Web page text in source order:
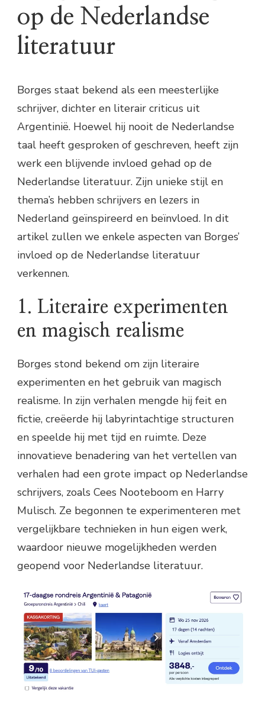
op de Nederlandse
literatuur
Borges staat bekend als een meesterlijke
schrijver, dichter en literair criticus uit
Argentinië. Hoewel hij nooit de Nederlandse
taal heeft gesproken of geschreven, heeft zijn
werk een blijvende invloed gehad op de
Nederlandse literatuur. Zijn unieke stijl en
thema’s hebben schrijvers en lezers in
Nederland geïnspireerd en beïnvloed. In dit
artikel zullen we enkele aspecten van Borges’
invloed op de Nederlandse literatuur
verkennen.
1. Literaire experimenten
en magisch realisme
Borges stond bekend om zijn literaire
experimenten en het gebruik van magisch
realisme. In zijn verhalen mengde hij feit en
fictie, creëerde hij labyrintachtige structuren
en speelde hij met tijd en ruimte. Deze
innovatieve benadering van het vertellen van
verhalen had een grote impact op Nederlandse
schrijvers, zoals Cees Nooteboom en Harry
Mulisch. Ze begonnen te experimenteren met
vergelijkbare technieken in hun eigen werk,
waardoor nieuwe mogelijkheden werden
geopend voor Nederlandse literatuur.